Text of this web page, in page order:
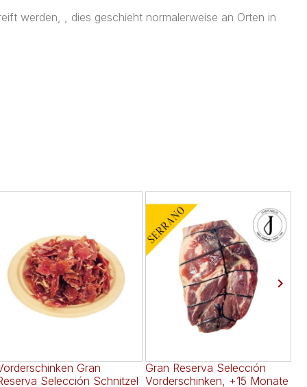
werden, , dies geschieht normalerweise an Orten in
Gran
Selección Schnitzel
Gran Reserva Selección
Vorderschinken, +15 Monate
